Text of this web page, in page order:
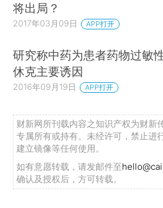
将出局？
2017年03月09日 APP打开
研究称中药为患者药物过敏
休克主要诱因
2016年09月19日 APP打开
财新网所刊载内容之知识产权为财新
专属所有或持有。未经许可，禁止进
建立镜像等任何使用。
如有意愿转载，请发邮件至
确认及授权后，方可转载。